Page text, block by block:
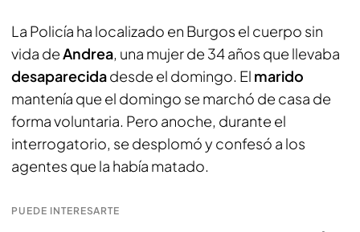
La Policía ha localizado en Burgos el cuerpo sin
vida deAndrea, una mujer de 34 años que llevaba
desaparecidadesde el domingo. El marido
mantenía que el domingo se marchó de casa de
forma voluntaria. Pero anoche, durante el
interrogatorio, se desplomó y confesó a los
agentes que la había matado.
PUEDE INTERESARTE